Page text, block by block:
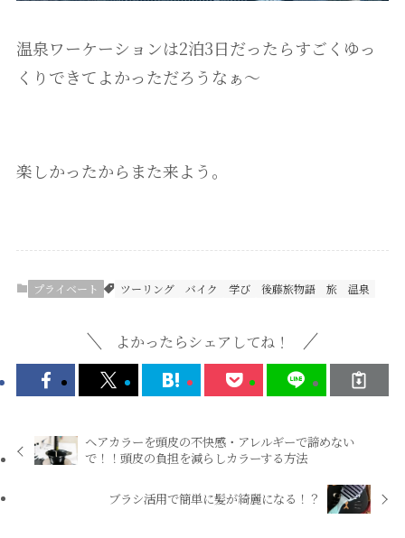
温泉ワーケーションは2泊3日だったらすごくゆっ
くりできてよかっただろうなぁ〜
楽しかったからまた来よう。
プライベート ツーリング バイク 学び 後藤旅物語 旅 温泉
よかったらシェアしてね！
ヘアカラーを頭皮の不快感・アレルギーで諦めない
で！！頭皮の負担を減らしカラーする方法
ブラシ活用で簡単に髪が綺麗になる！？